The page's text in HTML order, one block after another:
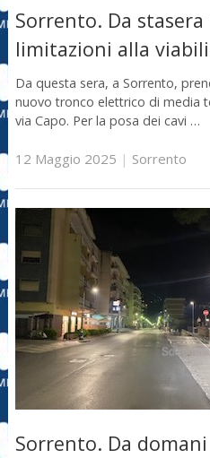
Sorrento. Da
limitazioni alla
Da questa sera, a Sorrento,
nuovo tronco elettrico di media
via Capo. Per la posa dei cavi …
12 Maggio 2025 | Sorrento
Sorrento. Da